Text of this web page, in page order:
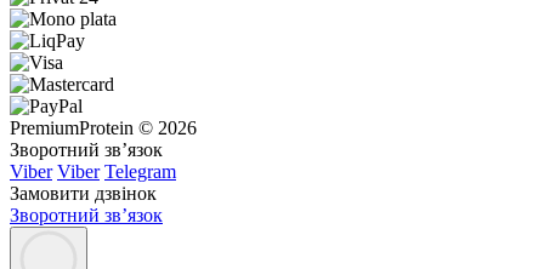
PremiumProtein © 2026
Зворотний зв’язок
Viber Viber Telegram
Замовити дзвінок
Зворотний зв’язок